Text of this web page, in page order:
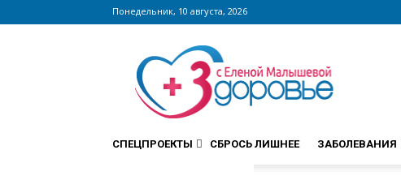
Понедельник, 10 августа, 2026
Сайт
zdorovieinfo.ru
крупнейший
медицинский
интернет-
СПЕЦПРОЕКТЫ СБРОСЬ ЛИШНЕЕ ЗАБОЛЕВАНИЯ